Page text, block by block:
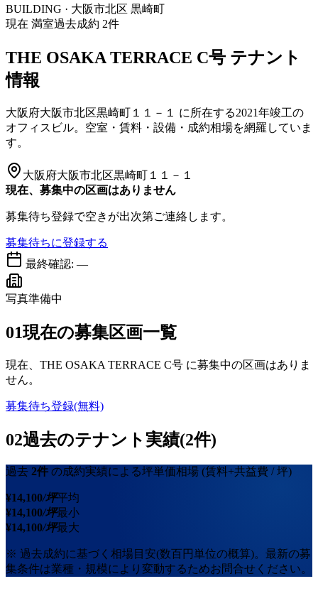
BUILDING · 大阪市北区 黒崎町
現在 満室過去成約 2件
THE OSAKA TERRACE C号 テナント
情報
大阪府大阪市北区黒崎町１１－１ に所在する2021年竣工の
オフィスビル。空室・賃料・設備・成約相場を網羅していま
す。
大阪府大阪市北区黒崎町１１－１
現在、募集中の区画はありません
募集待ち登録で空きが出次第ご連絡します。
募集待ちに登録する
最終確認: —
写真準備中
01現在の募集区画一覧
現在、 THE OSAKA TERRACE C号 に募集中の区画はありま
せん。
募集待ち登録(無料)
02過去のテナント実績(2件)
過去 2件 の成約実績による坪単価相場 (賃料+共益費 / 坪)
¥14,100/坪平均
¥14,100/坪最小
¥14,100/坪最大
※ 過去成約に基づく相場目安(数百円単位の概算)。最新の募
集条件は業種・規模により変動するためお問合せください。